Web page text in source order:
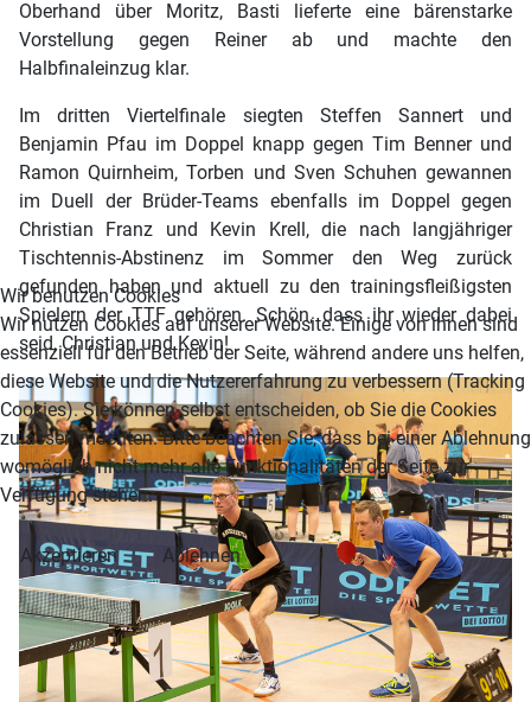
Oberhand über Moritz, Basti lieferte eine bärenstarke
Vorstellung gegen Reiner ab und machte den
Halbfinaleinzug klar.
Im dritten Viertelfinale siegten Steffen Sannert und
Benjamin Pfau im Doppel knapp gegen Tim Benner und
Ramon Quirnheim, Torben und Sven Schuhen gewannen
im Duell der Brüder-Teams ebenfalls im Doppel gegen
Christian Franz und Kevin Krell, die nach langjähriger
Tischtennis-Abstinenz im Sommer den Weg zurück
gefunden haben und aktuell zu den trainingsfleißigsten
Spielern der TTF gehören. Schön, dass ihr wieder dabei
seid, Christian und Kevin!
Wir benutzen Cookies
Wir nutzen Cookies auf unserer Website. Einige von ihnen sind
essenziell für den Betrieb der Seite, während andere uns helfen,
diese Website und die Nutzererfahrung zu verbessern (Tracking
Cookies). Sie können selbst entscheiden, ob Sie die Cookies
zulassen möchten. Bitte beachten Sie, dass bei einer Ablehnung
womöglich nicht mehr alle Funktionalitäten der Seite zur
Verfügung stehen.
Akzeptieren Ablehnen